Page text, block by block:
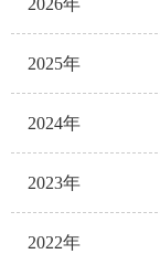
2026年
2025年
2024年
2023年
2022年